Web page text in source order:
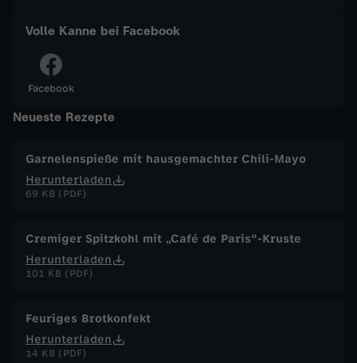
a
n
n
e
v
m
.
Volle Kanne bei Facebook
Facebook
Neueste Rezepte
Garnelenspieße mit hausgemachter Chili-Mayo
Herunterladen
69 KB (PDF)
Cremiger Spitzkohl mit „Café de Paris"-Kruste
Herunterladen
101 KB (PDF)
Feuriges Brotkonfekt
Herunterladen
14 KB (PDF)